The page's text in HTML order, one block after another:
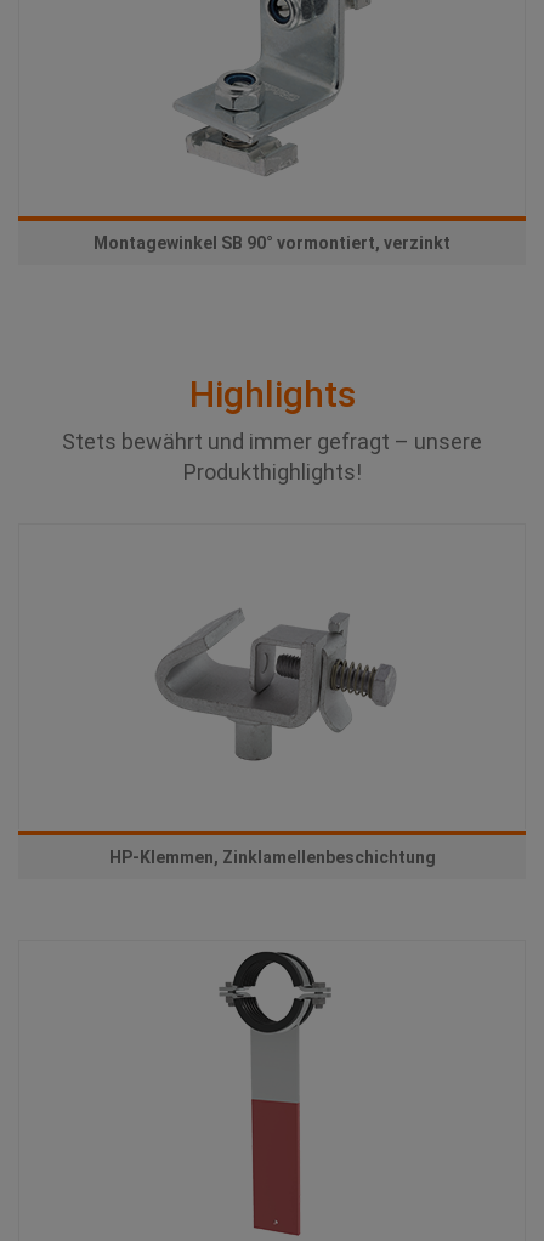
Montagewinkel SB 90° vormontiert, verzinkt
Highlights
Stets bewährt und immer gefragt – unsere
Produkthighlights!
HP-Klemmen, Zinklamellenbeschichtung